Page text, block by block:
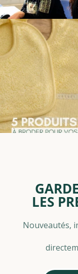
LES
Nouveautés,